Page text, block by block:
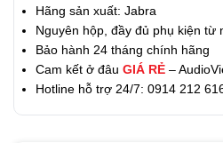
Hãng sản xuất: Jabra
Nguyên hộp, đầy đủ phụ kiện từ
Bảo hành 24 tháng chính hãng
Cam kết ở đâu GIÁ RẺ –
Hotline hỗ trợ 24/7: 0914 212